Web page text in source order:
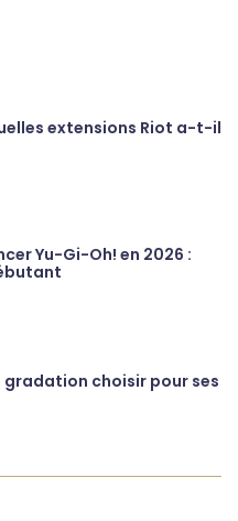
extensions Riot a-t-il
Yu-Gi-Oh! en 2026 :
gradation choisir pour ses